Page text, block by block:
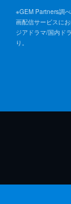
※GEM Partners調
画配信サービスに
ジアドラマ/国内ド
り。